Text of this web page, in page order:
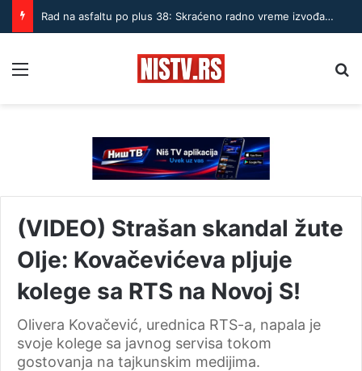
Rad na asfaltu po plus 38: Skraćeno radno vreme izvođača u Nišu
(VIDEO) Strašan skandal žute
Olje: Kovačevićeva pljuje
kolege sa RTS na Novoj S!
Olivera Kovačević, urednica RTS-a, napala je
svoje kolege sa javnog servisa tokom
gostovanja na tajkunskim medijima.